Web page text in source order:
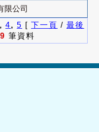
限公司
, 4, 5 [ 下一頁 / 最後
筆資料